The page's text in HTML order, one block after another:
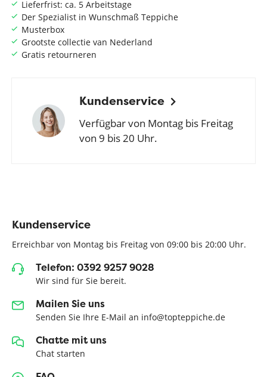
Lieferfrist: ca. 5 Arbeitstage
Der Spezialist in Wunschmaß Teppiche
Musterbox
Grootste collectie van Nederland
Gratis retourneren
Kundenservice
Verfügbar von Montag bis Freitag
von 9 bis 20 Uhr.
Kundenservice
Erreichbar von Montag bis Freitag von 09:00 bis 20:00 Uhr.
Telefon: 0392 9257 9028
Wir sind für Sie bereit.
Mailen Sie uns
Senden Sie Ihre E-Mail an info@topteppiche.de
Chatte mit uns
Chat starten